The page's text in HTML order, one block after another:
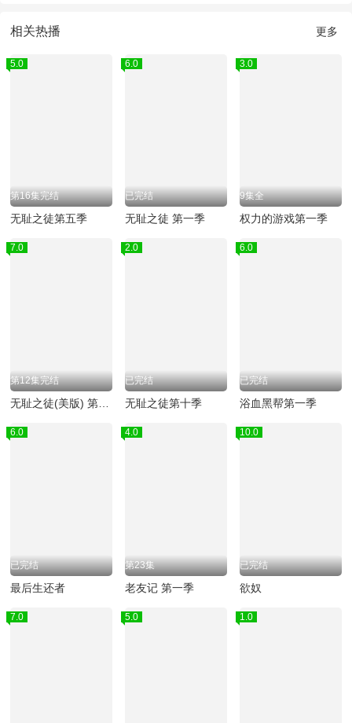
相关热播 更多
5.0
第16集完结
无耻之徒第五季
6.0
已完结
无耻之徒 第一季
3.0
9集全
权力的游戏第一季
7.0
第12集完结
2.0
已完结
无耻之徒第十季
6.0
已完结
浴血黑帮第一季
6.0
已完结
最后生还者
4.0
第23集
老友记 第一季
10.0
已完结
欲奴
7.0 5.0 1.0